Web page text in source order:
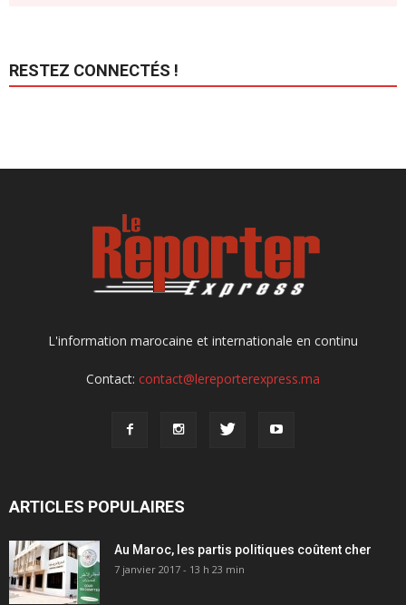
RESTEZ CONNECTÉS !
L'information marocaine et internationale en continu
Contact: contact@lereporterexpress.ma
ARTICLES POPULAIRES
Au Maroc, les partis politiques coûtent cher
7 janvier 2017 - 13 h 23 min